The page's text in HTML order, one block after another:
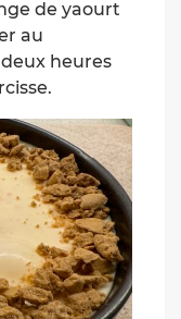
de yaourt
au
heures